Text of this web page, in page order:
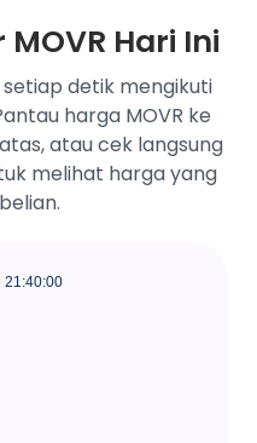
Hari Ini
detik mengikuti
harga MOVR ke
atau cek langsung
melihat harga yang
21:40:00